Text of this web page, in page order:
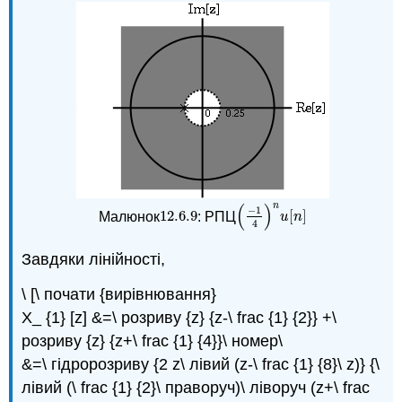
Малюнок12.6.9
12.6.9: РПЦ ( −1
4 ) n
u [n
(−14 )n u[ n]
Завдяки лінійності,
\ [\ почати {вирівнювання}
X_ {1} [z] &=\ розриву {z} {z-\ frac {1} {2}} +\
розриву {z} {z+\ frac {1} {4}}\ номер\
&=\ гідророзриву {2 z\ лівий (z-\ frac {1} {8}\ z)} {\
лівий (\ frac {1} {2}\ праворуч)\ ліворуч (z+\ frac